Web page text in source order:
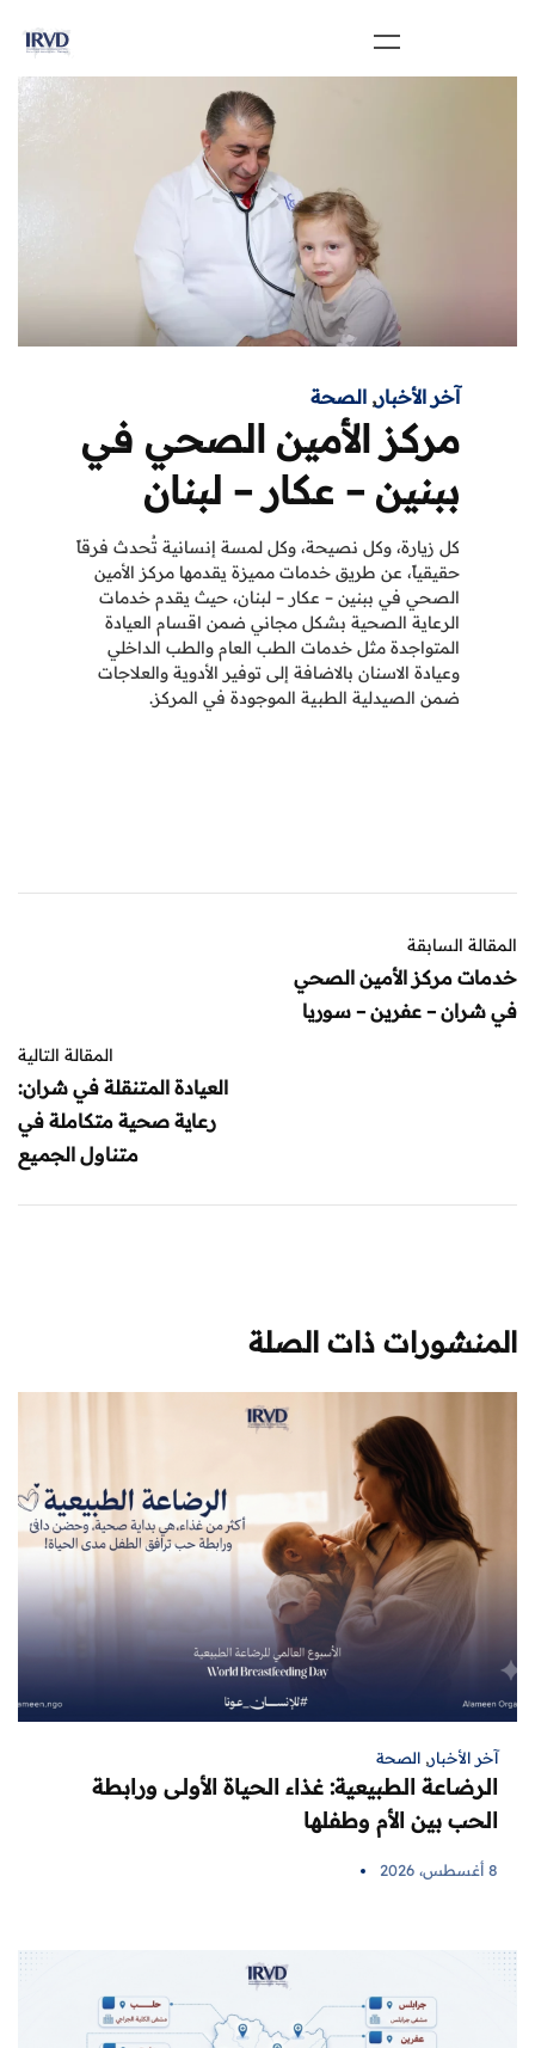
آخر الأخبار, الصحة
مركز الأمين الصحي في
ببنين – عكار – لبنان
كل زيارة، وكل نصيحة، وكل لمسة إنسانية تُحدث فرقاً
حقيقياً، عن طريق خدمات مميزة يقدمها مركز الأمين
الصحي في ببنين – عكار – لبنان، حيث يقدم خدمات
الرعاية الصحية بشكل مجاني ضمن اقسام العيادة
المتواجدة مثل خدمات الطب العام والطب الداخلي
وعيادة الاسنان بالاضافة إلى توفير الأدوية والعلاجات
ضمن الصيدلية الطبية الموجودة في المركز.
المقالة السابقة
خدمات مركز الأمين الصحي
في شران – عفرين – سوريا
المقالة التالية
العيادة المتنقلة في شران:
رعاية صحية متكاملة في
متناول الجميع
المنشورات ذات الصلة
آخر الأخبار, الصحة
الرضاعة الطبيعية: غذاء الحياة الأولى ورابطة
الحب بين الأم وطفلها
8 أغسطس، 2026